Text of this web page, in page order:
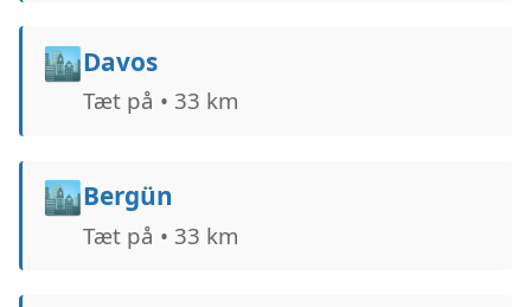
🏙️Davos
Tæt på • 33 km
🏙️Bergün
Tæt på • 33 km